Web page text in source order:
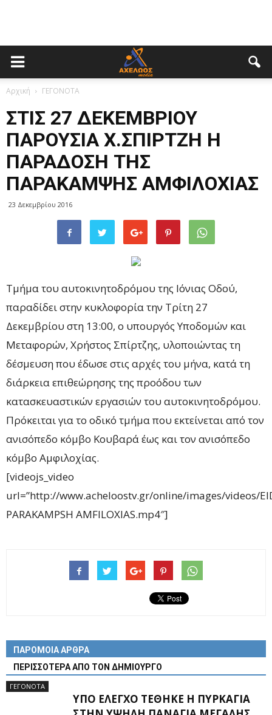
Αρχική ΓΕΓΟΝΟΤΑ
ΣΤΙΣ 27 ΔΕΚΕΜΒΡΙΟΥ
ΠΑΡΟΥΣΙΑ Χ.ΣΠΙΡΤΖΗ Η
ΠΑΡΑΔΟΣΗ ΤΗΣ
ΠΑΡΑΚΑΜΨΗΣ ΑΜΦΙΛΟΧΙΑΣ
23 Δεκεμβρίου 2016
Τμήμα του αυτοκινητοδρόμου της Ιόνιας Οδού,
παραδίδει στην κυκλοφορία την Τρίτη 27
Δεκεμβρίου στη 13:00, ο υπουργός Υποδομών και
Μεταφορών, Χρήστος Σπίρτζης, υλοποιώντας τη
δέσμευση που έδωσε στις αρχές του μήνα, κατά τη
διάρκεια επιθεώρησης της προόδου των
κατασκευαστικών εργασιών του αυτοκινητοδρόμου.
Πρόκειται για το οδικό τμήμα που εκτείνεται από τον
ανισόπεδο κόμβο Κουβαρά έως και τον ανισόπεδο
κόμβο Αμφιλοχίας.
[videojs_video
url=”http://www.acheloostv.gr/online/images/videos/
PARAKAMPSH AMFILOXIAS.mp4″]
ΠΑΡΟΜΟΙΑ ΑΡΘΡΑ
ΠΕΡΙΣΣΟΤΕΡΑ ΑΠΟ ΤΟΝ ΔΗΜΙΟΥΡΓΟ
ΓΕΓΟΝΟΤΑ
ΥΠΌ ΈΛΕΓΧΟ ΤΈΘΗΚΕ Η ΠΥΡΚΑΓΙΆ